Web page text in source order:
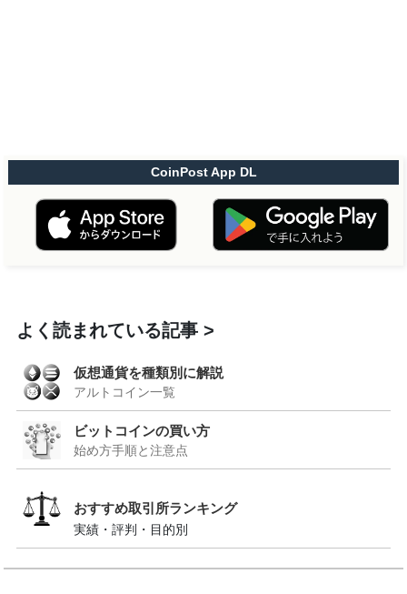
CoinPost App DL
よく読まれている記事
仮想通貨を種類別に解説
アルトコイン一覧
ビットコインの買い方
始め方手順と注意点
おすすめ取引所ランキング
実績・評判・目的別